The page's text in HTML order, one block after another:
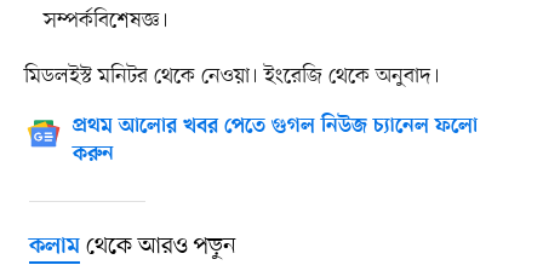
সম্পর্কবিশেষজ্ঞ।
মিডলইস্ট মনিটর থেকে নেওয়া। ইংরেজি থেকে অনুবাদ।
প্রথম আলোর খবর পেতে গুগল নিউজ চ্যানেল ফলো
করুন
কলামথেকে আরও পড়ুন